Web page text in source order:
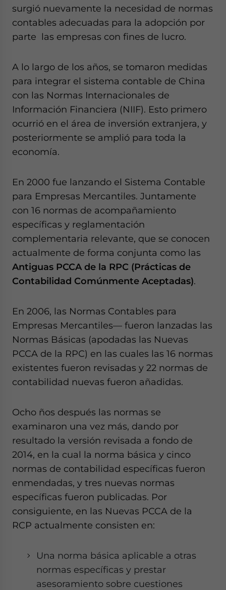
surgió nuevamente la necesidad de normas
contables adecuadas para la adopción por
parte las empresas con fines de lucro.
A lo largo de los años, se tomaron medidas
para integrar el sistema contable de China
con las Normas Internacionales de
Información Financiera (NIIF). Esto primero
ocurrió en el área de inversión extranjera, y
posteriormente se amplió para toda la
economía.
En 2000 fue lanzando el Sistema Contable
para Empresas Mercantiles. Juntamente
con 16 normas de acompañamiento
específicas y reglamentación
complementaria relevante, que se conocen
actualmente de forma conjunta como las
Antiguas PCCA de la RPC (Prácticas de
Contabilidad Comúnmente Aceptadas).
En 2006, las Normas Contables para
Empresas Mercantiles— fueron lanzadas las
Normas Básicas (apodadas las Nuevas
PCCA de la RPC) en las cuales las 16 normas
existentes fueron revisadas y 22 normas de
contabilidad nuevas fueron añadidas.
Ocho ños después las normas se
examinaron una vez más, dando por
resultado la versión revisada a fondo de
2014, en la cual la norma básica y cinco
normas de contabilidad específicas fueron
enmendadas, y tres nuevas normas
específicas fueron publicadas. Por
consiguiente, en las Nuevas PCCA de la
RCP actualmente consisten en:
Una norma básica aplicable a otras
normas específicas y prestar
asesoramiento sobre cuestiones